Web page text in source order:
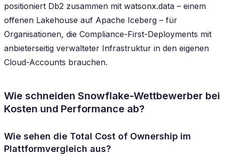
positioniert Db2 zusammen mit watsonx.data – einem
offenen Lakehouse auf Apache Iceberg – für
Organisationen, die Compliance-First-Deployments mit
anbieterseitig verwalteter Infrastruktur in den eigenen
Cloud-Accounts brauchen.
Wie schneiden Snowflake-Wettbewerber bei
Kosten und Performance ab?
Wie sehen die Total Cost of Ownership im
Plattformvergleich aus?